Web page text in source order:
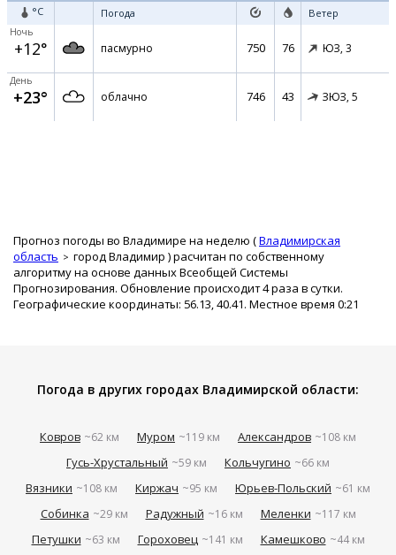
°C Погода Ветер
Ночь
+12° пасмурно 750 76 ЮЗ, 3
День
+23° облачно 746 43 ЗЮЗ, 5
Прогноз погоды во Владимире на неделю (Владимирская
область
город Владимир ) расчитан по собственному
алгоритму на основе данных Всеобщей Системы
Прогнозирования. Обновление происходит 4 раза в сутки.
Географические координаты: 56.13, 40.41. Местное время 0:21
Погода в других городах Владимирской области:
Ковров ~62 км Муром ~119 км Александров ~108 км
Гусь-Хрустальный ~59 км Кольчугино ~66 км
Вязники ~108 км Киржач ~95 км Юрьев-Польский ~61 км
Собинка ~29 км Радужный ~16 км Меленки ~117 км
Петушки ~63 км Гороховец ~141 км Камешково ~44 км